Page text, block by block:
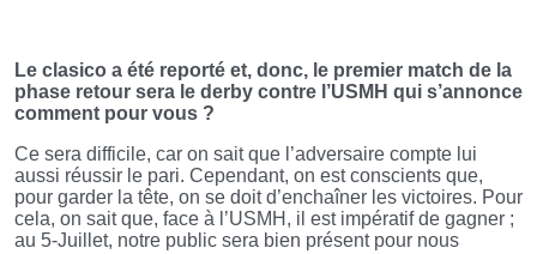
Le clasico a été reporté et, donc, le premier match de la
phase retour sera le derby contre l’USMH qui s’annonce
comment pour vous ?
Ce sera difficile, car on sait que l’adversaire compte lui
aussi réussir le pari. Cependant, on est conscients que,
pour garder la tête, on se doit d’enchaîner les victoires. Pour
cela, on sait que, face à l’USMH, il est impératif de gagner ;
au 5-Juillet, notre public sera bien présent pour nous